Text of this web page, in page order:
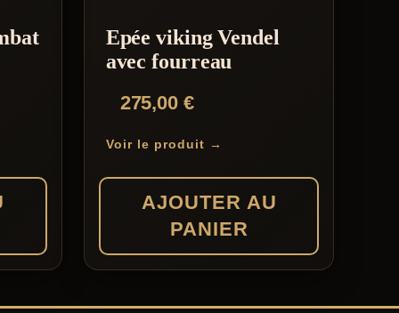
Epée viking Vendel
avec fourreau
275,00 €
Voir le produit →
AJOUTER AU
PANIER